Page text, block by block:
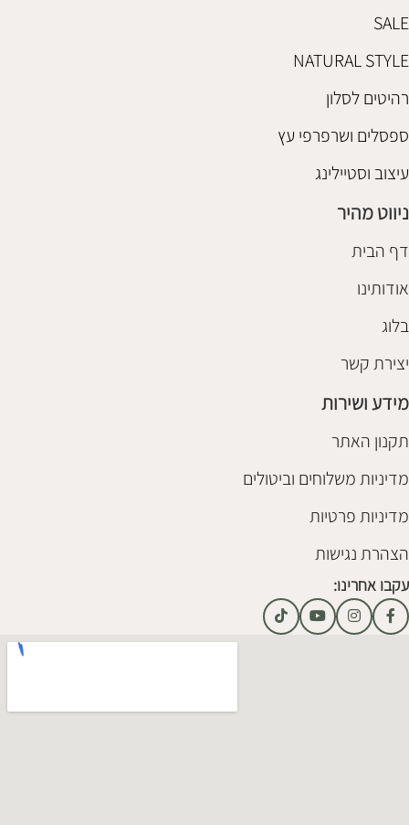
SALE
NATURAL STYLE
רהיטים לסלון
ספסלים ושרפרפי עץ
עיצוב וסטיילינג
ניווט מהיר
דף הבית
אודותינו
בלוג
יצירת קשר
מידע ושירות
תקנון האתר
מדיניות משלוחים וביטולים
מדיניות פרטיות
הצהרת נגישות
עקבו אחרינו: